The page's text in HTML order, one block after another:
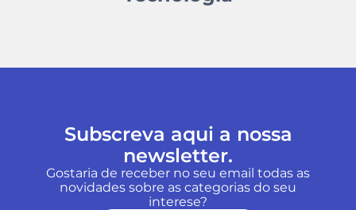
Subscreva aqui a nossa
newsletter.
Gostaria de receber no seu email todas as
novidades sobre as categorias do seu
interese?